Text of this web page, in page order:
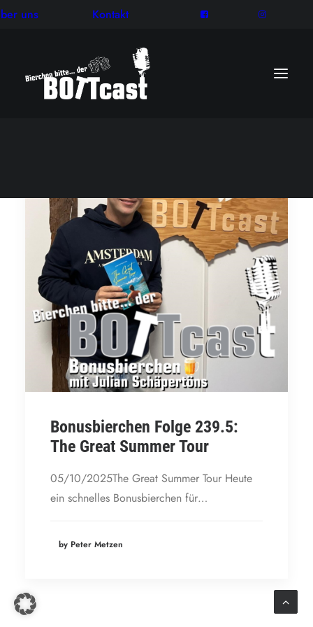
uns Kontakt
Bonusbierchen Folge 239.5:
The Great Summer Tour
05/10/2025The Great Summer Tour Heute
ein schnelles Bonusbierchen für…
by Peter Metzen